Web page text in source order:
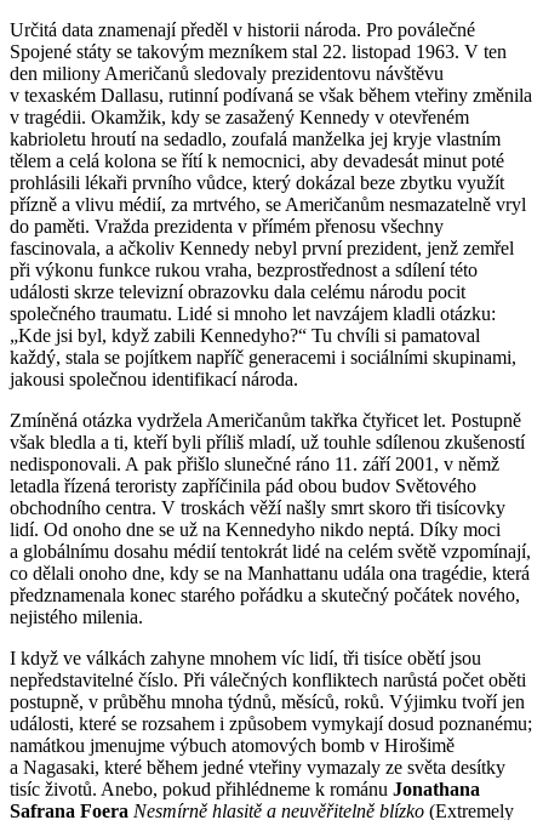
Určitá data znamenají předěl v historii národa. Pro poválečné
Spojené státy se takovým mezníkem stal 22. listopad 1963. V ten
den miliony Američanů sledovaly prezidentovu návštěvu
v texaském Dallasu, rutinní podívaná se však během vteřiny změnila
v tragédii. Okamžik, kdy se zasažený Kennedy v otevřeném
kabrioletu hroutí na sedadlo, zoufalá manželka jej kryje vlastním
tělem a celá kolona se řítí k nemocnici, aby devadesát minut poté
prohlásili lékaři prvního vůdce, který dokázal beze zbytku využít
přízně a vlivu médií, za mrtvého, se Američanům nesmazatelně vryl
do paměti. Vražda prezidenta v přímém přenosu všechny
fascinovala, a ačkoliv Kennedy nebyl první prezident, jenž zemřel
při výkonu funkce rukou vraha, bezprostřednost a sdílení této
události skrze televizní obrazovku dala celému národu pocit
společného traumatu. Lidé si mnoho let navzájem kladli otázku:
„Kde jsi byl, když zabili Kennedyho?“ Tu chvíli si pamatoval
každý, stala se pojítkem napříč generacemi i sociálními skupinami,
jakousi společnou identifikací národa.
Zmíněná otázka vydržela Američanům takřka čtyřicet let. Postupně
však bledla a ti, kteří byli příliš mladí, už touhle sdílenou zkušeností
nedisponovali. A pak přišlo slunečné ráno 11. září 2001, v němž
letadla řízená teroristy zapříčinila pád obou budov Světového
obchodního centra. V troskách věží našly smrt skoro tři tisícovky
lidí. Od onoho dne se už na Kennedyho nikdo neptá. Díky moci
a globálnímu dosahu médií tentokrát lidé na celém světě vzpomínají,
co dělali onoho dne, kdy se na Manhattanu udála ona tragédie, která
předznamenala konec starého pořádku a skutečný počátek nového,
nejistého milenia.
I když ve válkách zahyne mnohem víc lidí, tři tisíce obětí jsou
nepředstavitelné číslo. Při válečných konfliktech narůstá počet oběti
postupně, v průběhu mnoha týdnů, měsíců, roků. Výjimku tvoří jen
události, které se rozsahem i způsobem vymykají dosud poznanému;
namátkou jmenujme výbuch atomových bomb v Hirošimě
a Nagasaki, které během jedné vteřiny vymazaly ze světa desítky
tisíc životů. Anebo, pokud přihlédneme k románu Jonathana
Safrana Foera Nesmírně hlasitě a neuvěřitelně blízko (Extremely